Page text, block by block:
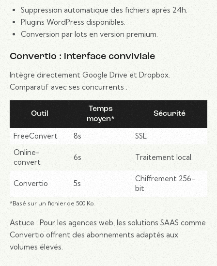
Suppression automatique des fichiers après 24h.
Plugins WordPress disponibles.
Conversion par lots en version premium.
Convertio : interface conviviale
Intègre directement Google Drive et Dropbox.
Comparatif avec ses concurrents :
Outil
Temps
moyen*
Sécurité
FreeConvert 8s
SSL
Online-
convert
6s Traitement local
Convertio 5s
Chiffrement 256-
bit
*Basé sur un fichier de 500 Ko.
Astuce : Pour les agences web, les solutions SAAS comme
Convertio offrent des abonnements adaptés aux
volumes élevés.